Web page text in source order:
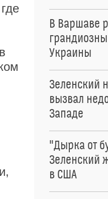
В Варшаве
Украины
Зеленский
вызвал
Западе
"Дырка от
Зеленский
в США